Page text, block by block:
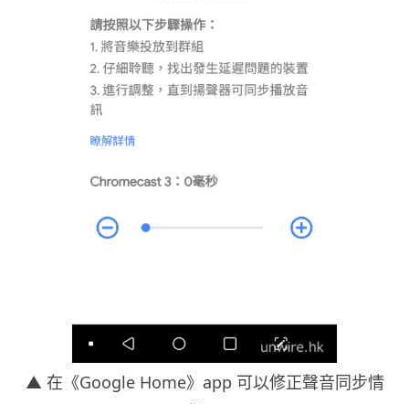
▲ 在《Google Home》app 可以修正聲音同步情